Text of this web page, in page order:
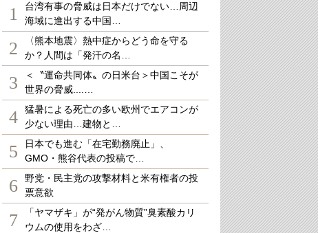
1
台湾有事の脅威は日本だけでない…周辺
海域に進出する中国…
2
〈熊本地震〉熱中症からどう命を守る
か？人間は「発汗の名…
3
＜〝運命共同体〟の日米台＞中国こそが
世界の脅威....…
4
猛暑による死亡の多い欧州でエアコンが
少ない理由…建物と…
5
日本でも進む「在宅勤務廃止」、
GMO・熊谷代表の投稿で…
6
野党・民主党の攻撃材料と米有権者の投
票意欲
7
「ヤマザキ」が“発がん物質”臭素酸カリ
ウムの使用をわざ…